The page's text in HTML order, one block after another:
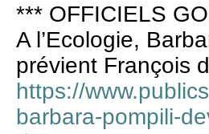
*** OFFICIELS
A l’Ecologie,
prévient François
https://
barbara-pompili-